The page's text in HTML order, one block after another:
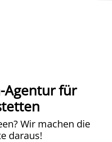
Agentur für
Wir machen die
daraus!